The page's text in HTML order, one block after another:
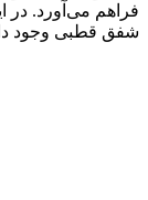
شفق قطبی وجود